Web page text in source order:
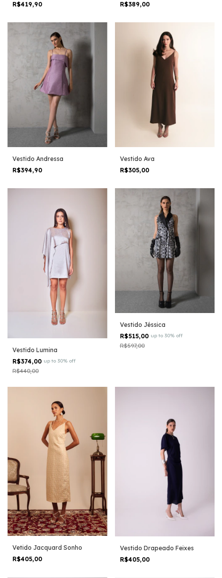
R$419,90
R$389,00
Vestido Andressa
R$394,90
Vestido Ava
R$305,00
Vestido Lumina
R$374,00 up to 30% off
R$440,00
Vestido Jéssica
R$515,00 up to 30% off
R$597,00
Vetido Jacquard Sonho
R$405,00
Vestido Drapeado Feixes
R$405,00